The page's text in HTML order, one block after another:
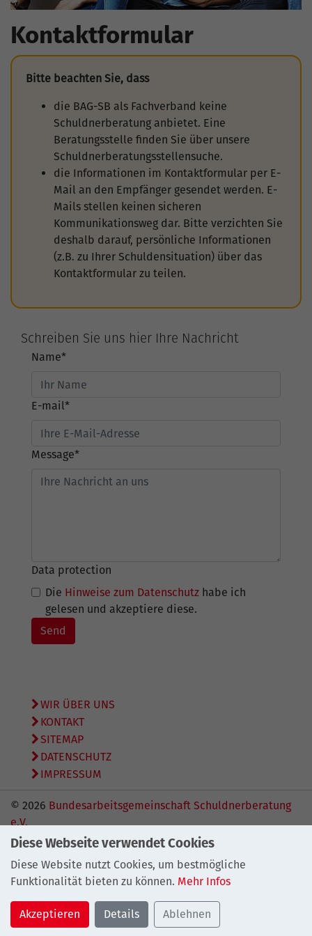
Kontaktformular
Bitte beachten Sie, dass
die BAG-SB als Fachverband keine
Schuldnerberatung anbietet. Eine
Beratungsstelle finden Sie über unsere
Schuldnerberatungsstellensuche.
die Informationen im Kontaktformular per E-
Mail an den Empfänger gesendet werden. E-
Mails stellen keinen sicheren
Kommunikationsweg dar. Bitte verzichten Sie
deshalb darauf, persönliche Informationen
(z.B. zu Ihrer Schuldensituation) über das
Kontaktformular zu teilen.
Schreiben Sie uns hier Ihre Nachricht
Name*
E-mail*
Message*
Data protection
Die Hinweise zum Datenschutz habe ich
gelesen und akzeptiere diese.
WIR ÜBER UNS
KONTAKT
SITEMAP
DATENSCHUTZ
IMPRESSUM
© 2026 Bundesarbeitsgemeinschaft Schuldnerberatung
e.V.
Diese Webseite verwendet Cookies
Diese Website nutzt Cookies, um bestmögliche
Funktionalität bieten zu können. Mehr Infos
Akzeptieren Details Ablehnen